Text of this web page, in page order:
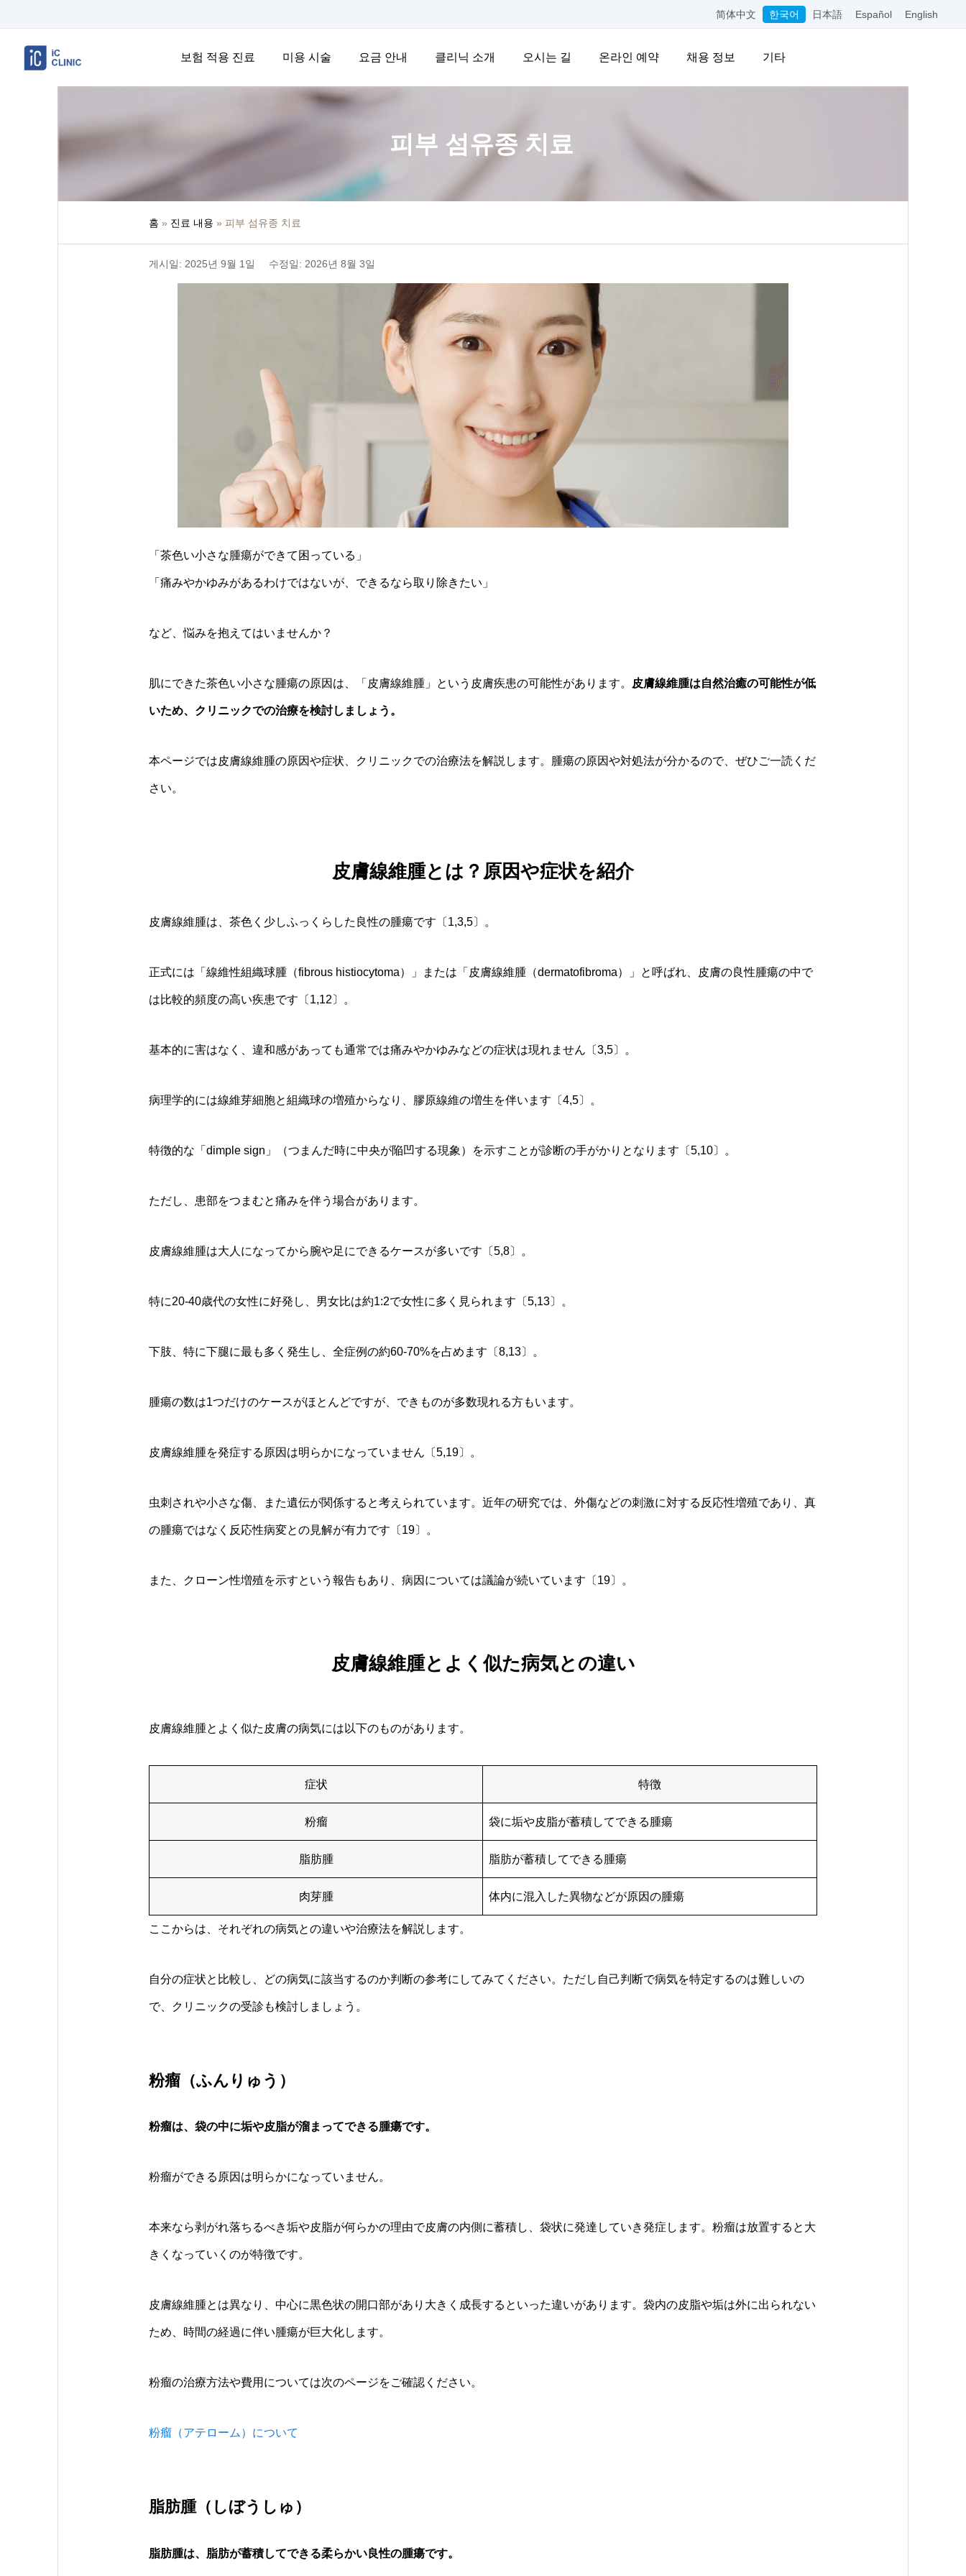
简体中文 한국어 日本語 Español English
보험 적용 진료 미용 시술 요금 안내 클리닉 소개 오시는 길 온라인 예약 채용 정보 기타
피부 섬유종 치료
홈 » 진료 내용 » 피부 섬유종 치료
게시일: 2025년 9월 1일 수정일: 2026년 8월 3일
「茶色い小さな腫瘍ができて困っている」
「痛みやかゆみがあるわけではないが、できるなら取り除きたい」
など、悩みを抱えてはいませんか？
肌にできた茶色い小さな腫瘍の原因は、「皮膚線維腫」という皮膚疾患の可能性があります。 皮膚線維腫は自然治癒の可能性が低
いため、クリニックでの治療を検討しましょう。
本ページでは皮膚線維腫の原因や症状、クリニックでの治療法を解説します。腫瘍の原因や対処法が分かるので、ぜひご一読くだ
さい。
皮膚線維腫とは？原因や症状を紹介
皮膚線維腫は、茶色く少しふっくらした良性の腫瘍です〔1,3,5〕。
正式には「線維性組織球腫（fibrous histiocytoma）」または「皮膚線維腫（dermatofibroma）」と呼ばれ、皮膚の良性腫瘍の中で
は比較的頻度の高い疾患です〔1,12〕。
基本的に害はなく、違和感があっても通常では痛みやかゆみなどの症状は現れません〔3,5〕。
病理学的には線維芽細胞と組織球の増殖からなり、膠原線維の増生を伴います〔4,5〕。
特徴的な「dimple sign」（つまんだ時に中央が陥凹する現象）を示すことが診断の手がかりとなります〔5,10〕。
ただし、患部をつまむと痛みを伴う場合があります。
皮膚線維腫は大人になってから腕や足にできるケースが多いです〔5,8〕。
特に20-40歳代の女性に好発し、男女比は約1:2で女性に多く見られます〔5,13〕。
下肢、特に下腿に最も多く発生し、全症例の約60-70%を占めます〔8,13〕。
腫瘍の数は1つだけのケースがほとんどですが、できものが多数現れる方もいます。
皮膚線維腫を発症する原因は明らかになっていません〔5,19〕。
虫刺されや小さな傷、また遺伝が関係すると考えられています。近年の研究では、外傷などの刺激に対する反応性増殖であり、真
の腫瘍ではなく反応性病変との見解が有力です〔19〕。
また、クローン性増殖を示すという報告もあり、病因については議論が続いています〔19〕。
皮膚線維腫とよく似た病気との違い
皮膚線維腫とよく似た皮膚の病気には以下のものがあります。
症状 特徴
粉瘤 袋に垢や皮脂が蓄積してできる腫瘍
脂肪腫 脂肪が蓄積してできる腫瘍
肉芽腫 体内に混入した異物などが原因の腫瘍
ここからは、それぞれの病気との違いや治療法を解説します。
自分の症状と比較し、どの病気に該当するのか判断の参考にしてみてください。ただし自己判断で病気を特定するのは難しいの
で、クリニックの受診も検討しましょう。
粉瘤（ふんりゅう）
粉瘤は、袋の中に垢や皮脂が溜まってできる腫瘍です。
粉瘤ができる原因は明らかになっていません。
本来なら剥がれ落ちるべき垢や皮脂が何らかの理由で皮膚の内側に蓄積し、袋状に発達していき発症します。粉瘤は放置すると大
きくなっていくのが特徴です。
皮膚線維腫とは異なり、中心に黒色状の開口部があり大きく成長するといった違いがあります。袋内の皮脂や垢は外に出られない
ため、時間の経過に伴い腫瘍が巨大化します。
粉瘤の治療方法や費用については次のページをご確認ください。
粉瘤（アテローム）について
脂肪腫（しぼうしゅ）
脂肪腫は、脂肪が蓄積してできる柔らかい良性の腫瘍です。